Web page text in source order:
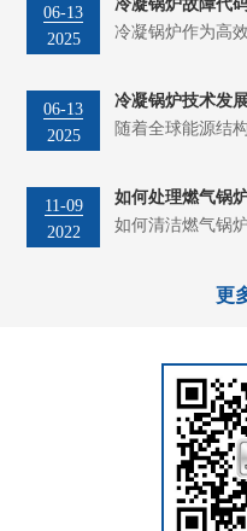
06-13
2025
冷凝锅炉故障代
冷凝锅炉作为高
06-13
2025
冷凝锅炉技术发
随着全球能源结
11-09
2022
如何处理燃气锅
如何清洁燃气锅
更